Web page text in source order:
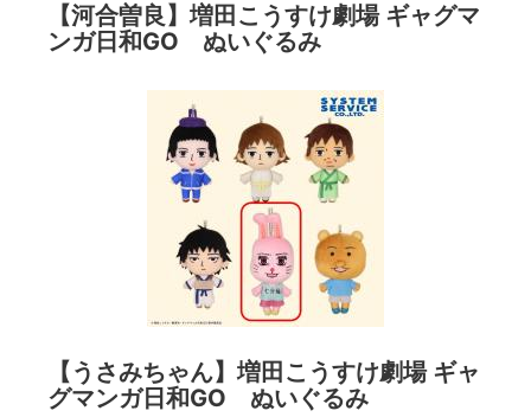
【河合曽良】増田こうすけ劇場 ギャグマ
ンガ日和GO ぬいぐるみ
【うさみちゃん】増田こうすけ劇場 ギャ
グマンガ日和GO ぬいぐるみ